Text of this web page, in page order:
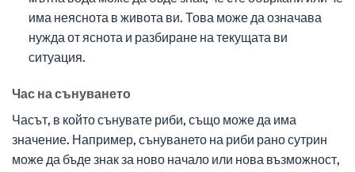
има неяснота в живота ви. Това може да означава
нужда от яснота и разбиране на текущата ви
ситуация.
Час на сънуването
Часът, в който сънувате риби, също може да има
значение. Например, сънуването на риби рано сутрин
може да бъде знак за ново начало или нова възможност,